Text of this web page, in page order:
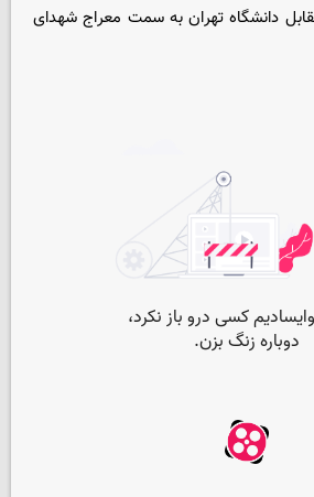
1404، از مقابل دانشگاه تهران به سمت معراج شهدای